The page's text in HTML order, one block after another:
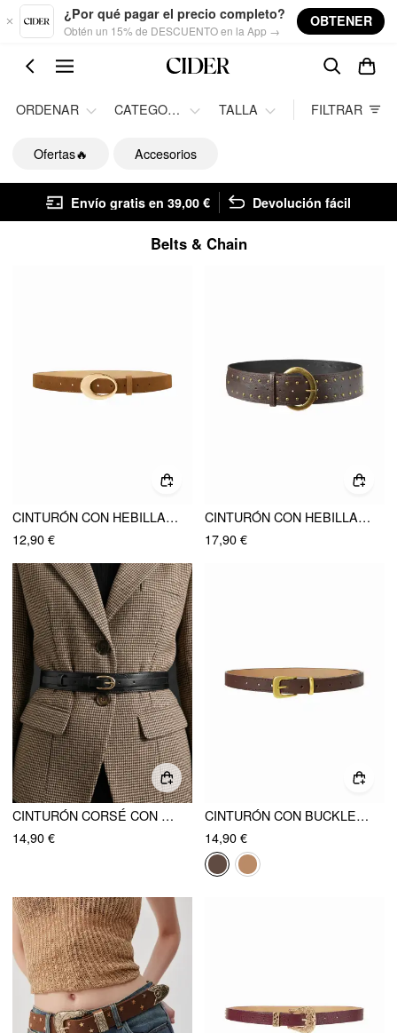
Skip to main content
¿Por qué pagar el precio completo?
Obtén un 15% de DESCUENTO en la App →
OBTENER
ORDENAR CATEGORÍA TALLA FILTRAR
Ofertas🔥 Accesorios
Envío gratis en 39,00 € Devolución fácil
Belts & Chain
CINTURÓN CON HEBILLA OVALADA DE FALSO ANTE
12,90 €
CINTURÓN CON HEBILLAS REDONDAS Y CLAVOS
17,90 €
CINTURÓN CORSÉ CON HEBILLA
14,90 €
CINTURÓN CON BUCKLE CLÁSICO
14,90 €